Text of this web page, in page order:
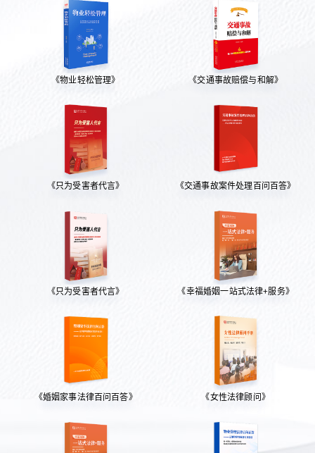
《物业轻松管理》 《交通事故赔偿与和解》
《只为受害者代言》 《交通事故案件处理百问百答》
《只为受害者代言》 《幸福婚姻一站式法律+服务》
《婚姻家事法律百问百答》 《女性法律顾问》